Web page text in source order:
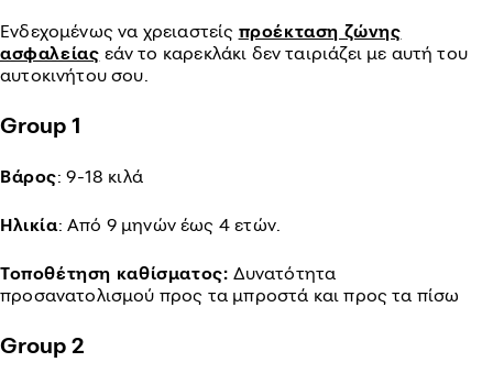
Ενδεχομένως να χρειαστείς προέκταση ζώνης
ασφαλείας εάν το καρεκλάκι δεν ταιριάζει με αυτή του
αυτοκινήτου σου.
Group 1
Βάρος: 9-18 κιλά
Ηλικία: Από 9 μηνών έως 4 ετών.
Τοποθέτηση καθίσματος: Δυνατότητα
προσανατολισμού προς τα μπροστά και προς τα πίσω
Group 2